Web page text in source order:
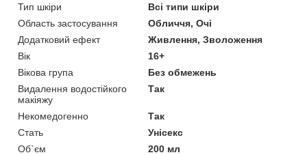
Тип шкіри
Всі типи шкіри
Область застосування
Обличчя, Очі
Додатковий ефект
Живлення, Зволоження
Вік
16+
Вікова група
Без обмежень
Видалення водостійкого
макіяжу
Так
Некомедогенно
Так
Стать
Унісекс
Об`єм
200 мл